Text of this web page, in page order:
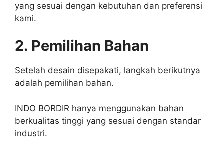
yang sesuai dengan kebutuhan dan preferensi
kami.
2. Pemilihan Bahan
Setelah desain disepakati, langkah berikutnya
adalah pemilihan bahan.
INDO BORDIR hanya menggunakan bahan
berkualitas tinggi yang sesuai dengan standar
industri.